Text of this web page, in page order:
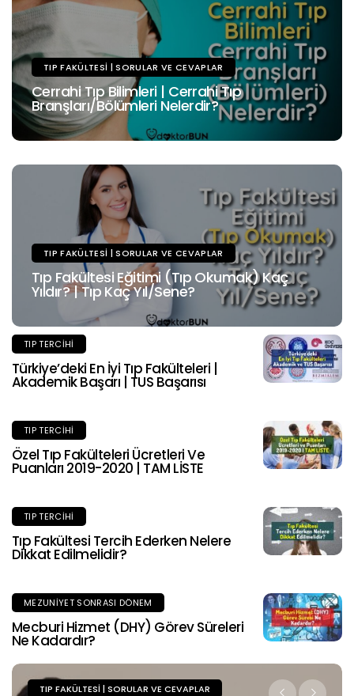
TIP FAKÜLTESI | SORULAR VE CEVAPLAR
Cerrahi Tıp Bilimleri | Cerrahi Tıp
Branşları/Bölümleri Nelerdir?
TIP FAKÜLTESI | SORULAR VE CEVAPLAR
Tıp Fakültesi Eğitimi (Tıp Okumak) Kaç
Yıldır? | Tıp Kaç Yıl/Sene?
TIP TERCIHI
Türkiye’deki En İyi Tıp Fakülteleri |
Akademik Başarı | TUS Başarısı
TIP TERCIHI
Özel Tıp Fakülteleri Ücretleri Ve
Puanları 2019-2020 | TAM LİSTE
TIP TERCIHI
Tıp Fakültesi Tercih Ederken Nelere
Dikkat Edilmelidir?
MEZUNIYET SONRASI DÖNEM
Mecburi Hizmet (DHY) Görev Süreleri
Ne Kadardır?
TIP FAKÜLTESI | SORULAR VE CEVAPLAR